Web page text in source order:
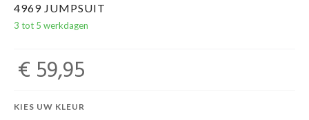
4969 JUMPSUIT
3 tot 5 werkdagen
€ 59,95
KIES UW KLEUR